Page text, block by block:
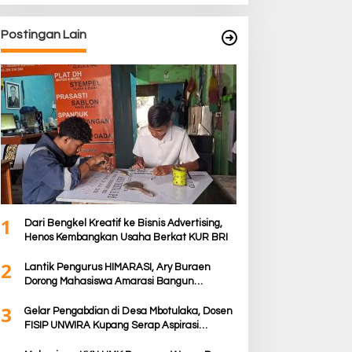
Postingan Lain
1
Dari Bengkel Kreatif ke Bisnis Advertising,
Henos Kembangkan Usaha Berkat KUR BRI
2
Lantik Pengurus HIMARASI, Ary Buraen
Dorong Mahasiswa Amarasi Bangun
3
Gelar Pengabdian di Desa Mbotulaka, Dosen
FISIP UNWIRA Kupang Serap Aspirasi